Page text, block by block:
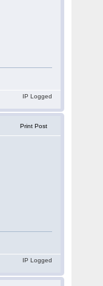
IP Logged
Print Post
IP Logged